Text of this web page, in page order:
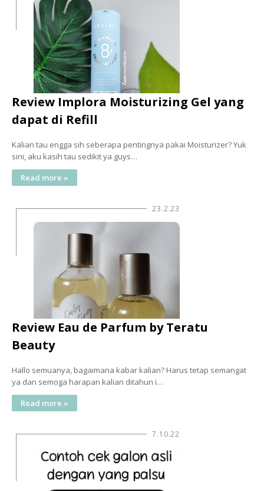
Review Implora Moisturizing Gel yang
dapat di Refill
Kalian tau engga sih seberapa pentingnya pakai Moisturizer? Yuk
sini, aku kasih tau sedikit ya guys…
Read more »
23.2.23
Review Eau de Parfum by Teratu
Beauty
Hallo semuanya, bagaimana kabar kalian? Harus tetap semangat
ya dan semoga harapan kalian ditahun i…
Read more »
7.10.22